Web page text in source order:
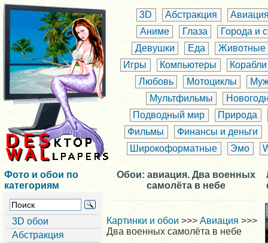
3D Абстракция
Аниме
Глаза
Города и
Девушки
Еда
Животные
Игры
Компьютеры
Корабли
Любовь
Мотоциклы
Мультфильмы
Подводный мир
Природа
Фильмы
Финансы и деньги
Широкоформатные
Эмо
Фото и обои по
категориям
3D обои
Абстракция
Обои: авиация. Два военных
самолёта в небе
Картинки и обои >>> Авиация >>>
Два военных самолёта в небе